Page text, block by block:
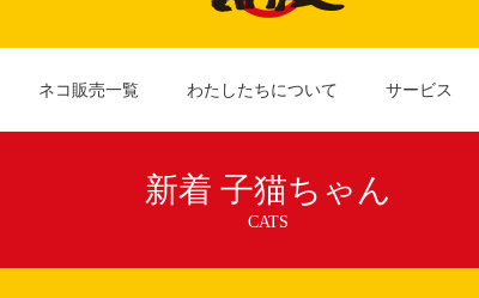
ネコ販売一覧 わたしたちについて サービス
新着 子猫ちゃん
CATS